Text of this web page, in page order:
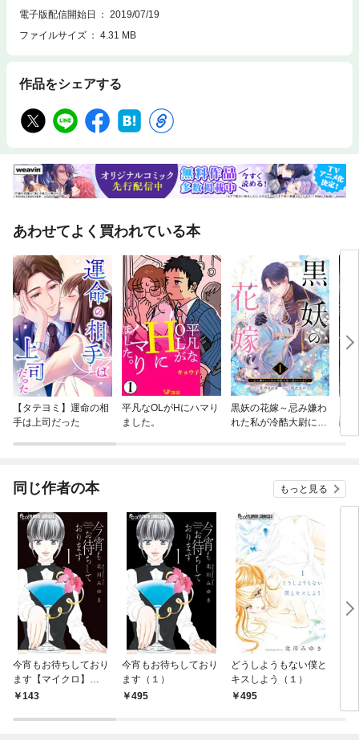
電子版配信開始日
2019/07/19
ファイルサイズ
4.31 MB
作品をシェアする
あわせてよく買われている本
【タテヨミ】運命の相
手は上司だった
平凡なOLがHにハマり
ました。
黒妖の花嫁～忌み嫌わ
れた私が冷酷大尉に愛
爵
い
同じ作者の本 もっと見る
今宵もお待ちしており
ます【マイクロ】
（１）
143
今宵もお待ちしており
ます（１）
495
どうしようもない僕と
キスしよう（１）
495